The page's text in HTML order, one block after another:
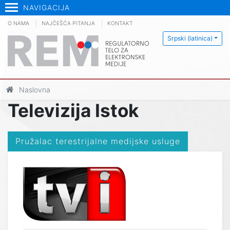
NAVIGACIJA
Srpski (latinica)
O NAMA NAJČEŠĆA PITANJA KONTAKT
Naslovna
Televizija Istok
Pružalac terestrijalne medijske usluge